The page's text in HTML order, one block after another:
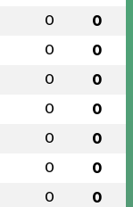
0 0
0 0
0 0
0 0
0 0
0 0
0 0